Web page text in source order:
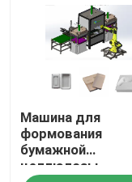
Машина для
формования
бумажной
целлюлозы